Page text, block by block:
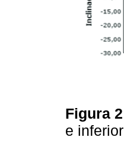
Figura 2
e inferior